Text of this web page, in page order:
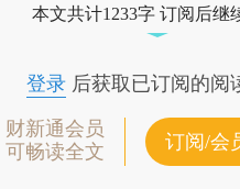
本文共计1233字 订阅后继
登录后获取已订阅的阅
财新通会员
可畅读全文
订阅/会